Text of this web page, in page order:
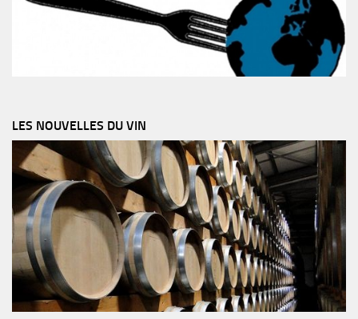
LES NOUVELLES DU VIN